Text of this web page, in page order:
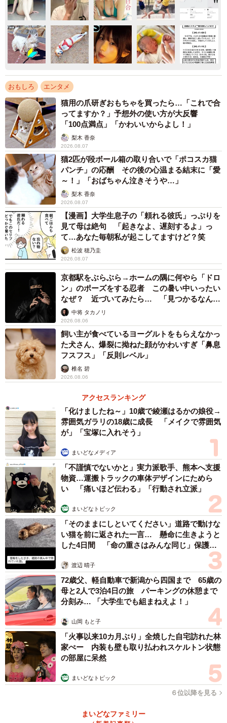
おもしろ エンタメ
猫用の爪研ぎおもちゃを買ったら…「これで合
ってますか？」予想外の使い方が大反響
「100点満点」「かわいいからよし！」
梨木 香奈
2026.08.07
猫2匹が段ボール箱の取り合いで「ポコスカ猫
パンチ」の応酬 その後の心温まる結末に「愛
～！」「おばちゃん泣きそうや…」
梨木 香奈
2026.08.07
【漫画】大学生息子の「頼れる彼氏」っぷりを
見て母は絶句 「起きなよ、遅刻するよ」っ
て…あなた毎朝私が起こしてますけど？笑
松波 穂乃圭
2026.08.07
京都駅をぶらぶら→ホームの隅に何やら「ドロ
ン」のポーズをする忍者 この暑い中いったい
なぜ？ 近づいてみたら… 「見つかるなんて
未熟」中将 タカノリ
2026.08.06
飼い主が食べているヨーグルトをもらえなかっ
た犬さん、爆裂に拗ねた顔がかわいすぎ「鼻息
フスフス」「反則レベル」
椎名 碧
2026.08.06
アクセスランキング
「化けましたね～」10歳で綾瀬はるかの娘役→
雰囲気ガラリの18歳に成長 「メイクで雰囲気
が」「宝塚に入れそう」
まいどなメディア
「不謹慎でないかと」実力派歌手、熊本へ支援
物資…運搬トラックの車体デザインにためら
い 「痛いほど伝わる」「行動され立派」
まいどなトピック
「そのままにしといてください」道路で動けな
い猫を前に返された一言… 懸命に生きようと
した4日間 「命の重さはみんな同じ」保護団
渡辺 晴子
72歳父、軽自動車で新潟から四国まで 65歳の
母と2人で3泊4日の旅 パーキングの休憩まで
分刻み… 「大学生でも組まねえよ！」
山岡 もと子
「火事以来10カ月ぶり」全焼した自宅訪れた林
家ぺー 内装も壁も取り払われスケルトン状態
の部屋に呆然
まいどなトピック
６位以降を見る
まいどなファミリー